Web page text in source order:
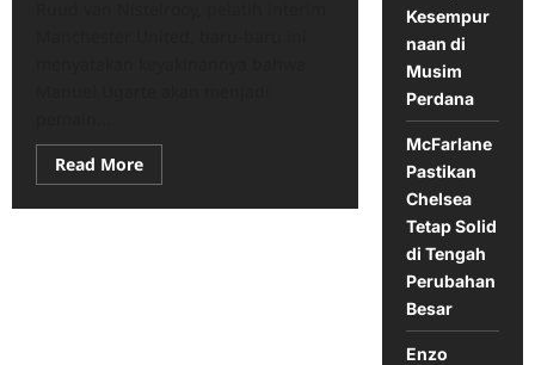
Read MoreRead
more
Van
Kesempur
naan di
Musim
Perdana
McFarlane
Pastikan
Chelsea
Tetap Solid
di Tengah
Perubahan
Besar
Enzo